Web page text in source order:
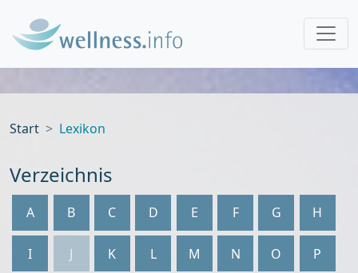
Start Lexikon
Verzeichnis
A B C D E F G H
I J K L M N O P